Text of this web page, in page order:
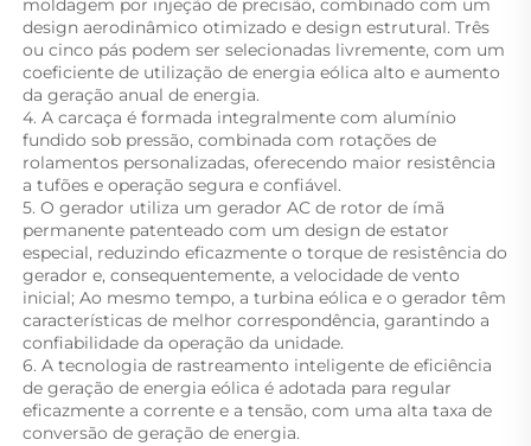
moldagem por injeção de precisão, combinado com um
design aerodinâmico otimizado e design estrutural. Três
ou cinco pás podem ser selecionadas livremente, com um
coeficiente de utilização de energia eólica alto e aumento
da geração anual de energia.
4. A carcaça é formada integralmente com alumínio
fundido sob pressão, combinada com rotações de
rolamentos personalizadas, oferecendo maior resistência
a tufões e operação segura e confiável.
5. O gerador utiliza um gerador AC de rotor de ímã
permanente patenteado com um design de estator
especial, reduzindo eficazmente o torque de resistência do
gerador e, consequentemente, a velocidade de vento
inicial; Ao mesmo tempo, a turbina eólica e o gerador têm
características de melhor correspondência, garantindo a
confiabilidade da operação da unidade.
6. A tecnologia de rastreamento inteligente de eficiência
de geração de energia eólica é adotada para regular
eficazmente a corrente e a tensão, com uma alta taxa de
conversão de geração de energia.